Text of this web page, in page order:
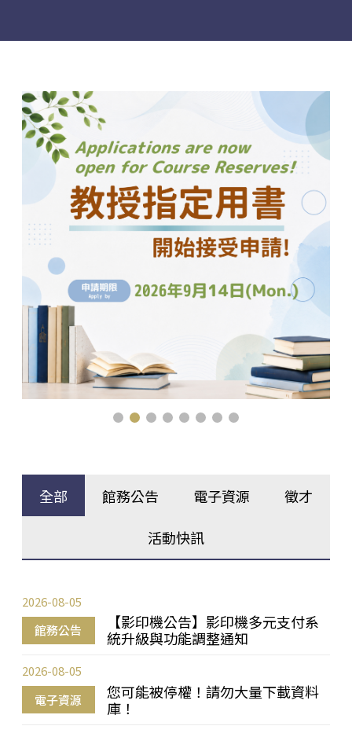
全部 館務公告 電子資源 徵才
活動快訊
館務公告
【影印機公告】影印機多元支付系
統升級與功能調整通知
2026-08-05
電子資源
您可能被停權！請勿大量下載資料
庫！
2026-08-05